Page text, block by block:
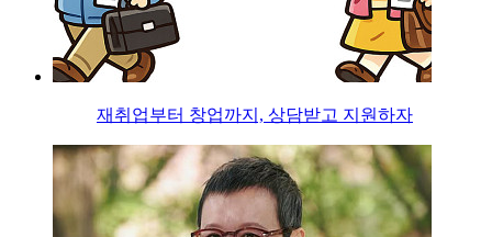
재취업부터 창업까지, 상담받고 지원하자